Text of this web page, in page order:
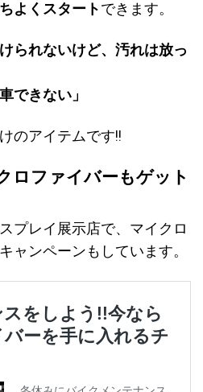
よくスタート できます。
られないけど、汚れは放っ
できない」
のアイテムです!!
ロファイバーもゲット
プレイ展示店で、マイクロ
ャンペーンもしています。